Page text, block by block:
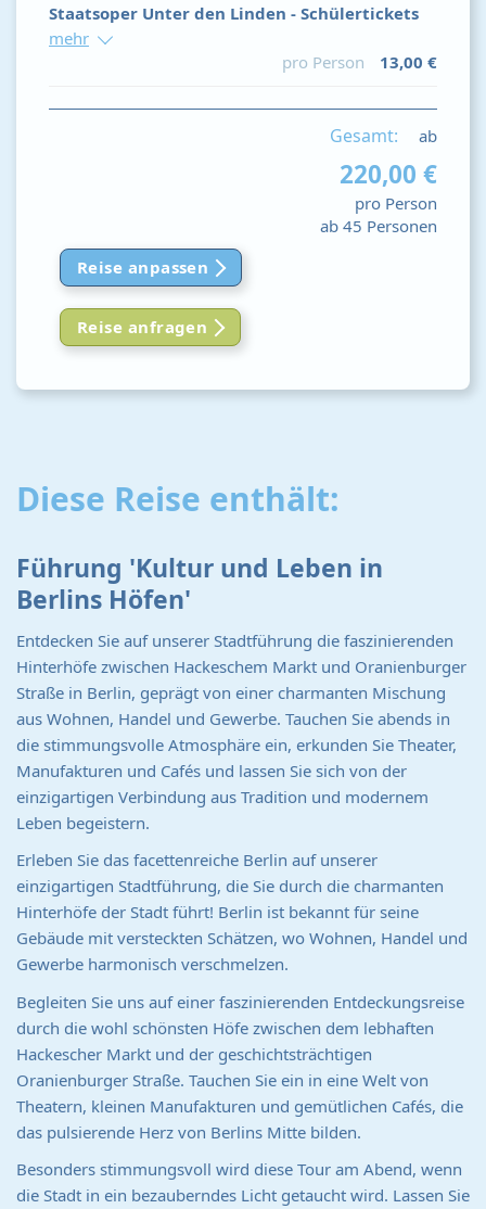
Staatsoper Unter den Linden - Schülertickets
mehr
pro Person
13,00 €
Gesamt: ab
220,00 €
pro Person
ab 45 Personen
Reise anpassen
Reise anfragen
Diese Reise enthält:
Führung 'Kultur und Leben in
Berlins Höfen'
Entdecken Sie auf unserer Stadtführung die faszinierenden
Hinterhöfe zwischen Hackeschem Markt und Oranienburger
Straße in Berlin, geprägt von einer charmanten Mischung
aus Wohnen, Handel und Gewerbe. Tauchen Sie abends in
die stimmungsvolle Atmosphäre ein, erkunden Sie Theater,
Manufakturen und Cafés und lassen Sie sich von der
einzigartigen Verbindung aus Tradition und modernem
Leben begeistern.
Erleben Sie das facettenreiche Berlin auf unserer
einzigartigen Stadtführung, die Sie durch die charmanten
Hinterhöfe der Stadt führt! Berlin ist bekannt für seine
Gebäude mit versteckten Schätzen, wo Wohnen, Handel und
Gewerbe harmonisch verschmelzen.
Begleiten Sie uns auf einer faszinierenden Entdeckungsreise
durch die wohl schönsten Höfe zwischen dem lebhaften
Hackescher Markt und der geschichtsträchtigen
Oranienburger Straße. Tauchen Sie ein in eine Welt von
Theatern, kleinen Manufakturen und gemütlichen Cafés, die
das pulsierende Herz von Berlins Mitte bilden.
Besonders stimmungsvoll wird diese Tour am Abend, wenn
die Stadt in ein bezauberndes Licht getaucht wird. Lassen Sie